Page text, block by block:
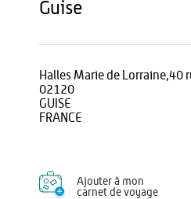
guise
Halles Marie de Lorraine,40
02120
GUISE
FRANCE
Ajouter à mon
carnet de voyage